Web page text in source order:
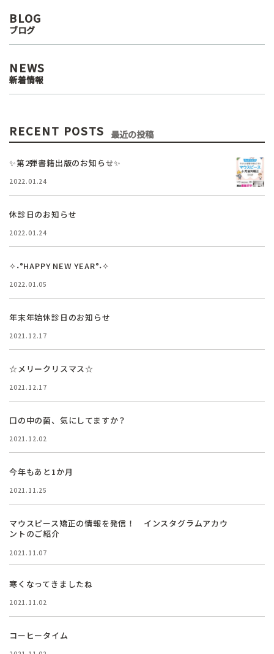
BLOG
ブログ
NEWS
新着情報
RECENT POSTS 最近の投稿
✨第2弾書籍出版のお知らせ✨
2022.01.24
休診日のお知らせ
2022.01.24
✧˖°HAPPY NEW YEAR°˖✧
2022.01.05
年末年始休診日のお知らせ
2021.12.17
☆メリークリスマス☆
2021.12.17
口の中の菌、気にしてますか？
2021.12.02
今年もあと1か月
2021.11.25
マウスピース矯正の情報を発信！ インスタグラムアカウ
ントのご紹介
2021.11.07
寒くなってきましたね
2021.11.02
コーヒータイム